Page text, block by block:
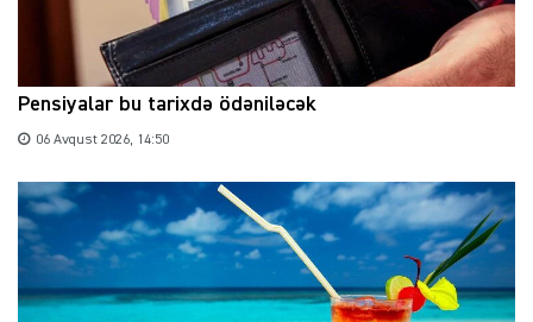
Pensiyalar bu tarixdə ödəniləcək
06 Avqust 2026, 14:50